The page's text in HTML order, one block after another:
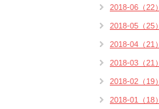
2018-06（22）
2018-05（25）
2018-04（21）
2018-03（21）
2018-02（19）
2018-01（18）